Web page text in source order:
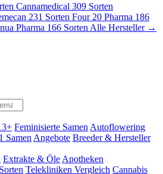
Cannamedical 309 Sorten
231 Sorten Four 20 Pharma 186
Pharma 166 Sorten Alle Hersteller →
Feminisierte Samen Autoflowering
Samen Angebote Breeder & Hersteller
Extrakte & Öle Apotheken
Telekliniken Vergleich Cannabis